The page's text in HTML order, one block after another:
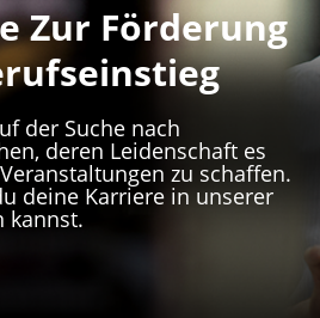
Zur Förderung
der Suche nach
deren Leidenschaft es
zu schaffen.
deine Karriere in unserer
kannst.